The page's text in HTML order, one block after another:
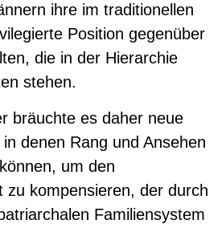
ihre im traditionellen
Position gegenüber
die in der Hierarchie
stehen.
bräuchte es daher neue
denen Rang und Ansehen
um den
zu kompensieren, der durch
Familiensystem